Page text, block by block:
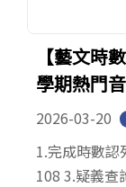
【藝文時
學期熱門
2026-03-20
1.完成時數認
108 3.疑義